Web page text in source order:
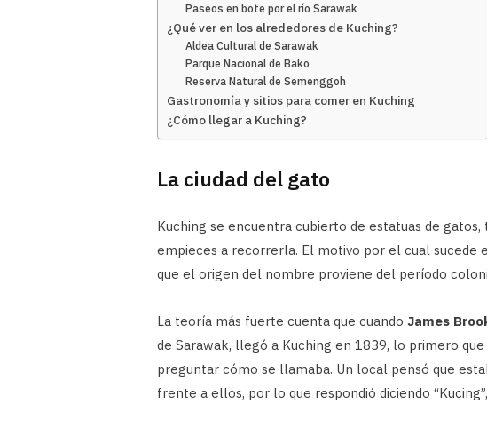
Paseos en bote por el río Sarawak
¿Qué ver en los alrededores de Kuching?
Aldea Cultural de Sarawak
Parque Nacional de Bako
Reserva Natural de Semenggoh
Gastronomía y sitios para comer en Kuching
¿Cómo llegar a Kuching?
La ciudad del gato
Kuching se encuentra cubierto de estatuas de
empieces a recorrerla. El motivo por el cual sucede
que el origen del nombre proviene del período
La teoría más fuerte cuenta que cuando James
de Sarawak, llegó a Kuching en 1839, lo primero
preguntar cómo se llamaba. Un local pensó que
frente a ellos, por lo que respondió diciendo